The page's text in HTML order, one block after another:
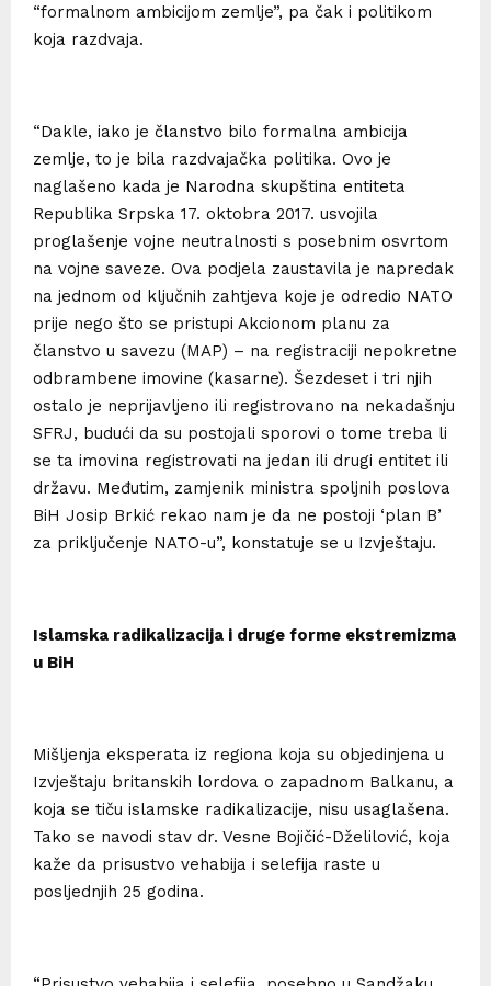
“formalnom ambicijom zemlje”, pa čak i politikom
koja razdvaja.
“Dakle, iako je članstvo bilo formalna ambicija
zemlje, to je bila razdvajačka politika. Ovo je
naglašeno kada je Narodna skupština entiteta
Republika Srpska 17. oktobra 2017. usvojila
proglašenje vojne neutralnosti s posebnim osvrtom
na vojne saveze. Ova podjela zaustavila je napredak
na jednom od ključnih zahtjeva koje je odredio NATO
prije nego što se pristupi Akcionom planu za
članstvo u savezu (MAP) – na registraciji nepokretne
odbrambene imovine (kasarne). Šezdeset i tri njih
ostalo je neprijavljeno ili registrovano na nekadašnju
SFRJ, budući da su postojali sporovi o tome treba li
se ta imovina registrovati na jedan ili drugi entitet ili
državu. Međutim, zamjenik ministra spoljnih poslova
BiH Josip Brkić rekao nam je da ne postoji ‘plan B’
za priključenje NATO-u”, konstatuje se u Izvještaju.
Islamska radikalizacija i druge forme ekstremizma
u BiH
Mišljenja eksperata iz regiona koja su objedinjena u
Izvještaju britanskih lordova o zapadnom Balkanu, a
koja se tiču islamske radikalizacije, nisu usaglašena.
Tako se navodi stav dr. Vesne Bojičić-Dželilović, koja
kaže da prisustvo vehabija i selefija raste u
posljednjih 25 godina.